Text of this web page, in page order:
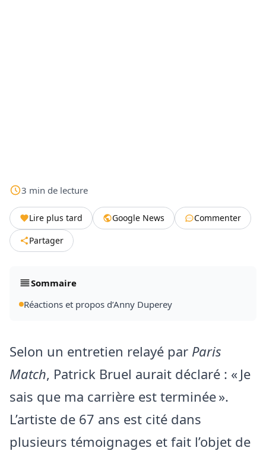
3 min de lecture
Lire plus tard Google News
Commenter
Partager
Sommaire
Réactions et propos d’Anny Duperey
Selon un entretien relayé par Paris
Match, Patrick Bruel aurait déclaré : « Je
sais que ma carrière est terminée ».
L’artiste de 67 ans est cité dans
plusieurs témoignages et fait l’objet de